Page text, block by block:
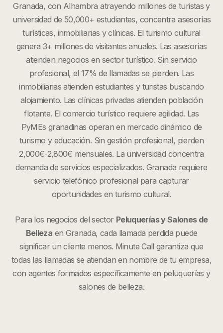
Granada, con Alhambra atrayendo millones de turistas y
universidad de 50,000+ estudiantes, concentra asesorías
turísticas, inmobiliarias y clínicas. El turismo cultural
genera 3+ millones de visitantes anuales. Las asesorías
atienden negocios en sector turístico. Sin servicio
profesional, el 17% de llamadas se pierden. Las
inmobiliarias atienden estudiantes y turistas buscando
alojamiento. Las clínicas privadas atienden población
flotante. El comercio turístico requiere agilidad. Las
PyMEs granadinas operan en mercado dinámico de
turismo y educación. Sin gestión profesional, pierden
2,000€-2,800€ mensuales. La universidad concentra
demanda de servicios especializados. Granada requiere
servicio telefónico profesional para capturar
oportunidades en turismo cultural.
Para los negocios del sector Peluquerías y Salones de
Belleza en Granada, cada llamada perdida puede
significar un cliente menos. Minute Call garantiza que
todas las llamadas se atiendan en nombre de tu empresa,
con agentes formados específicamente en peluquerías y
salones de belleza.